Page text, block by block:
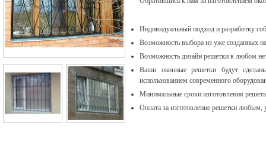
Индивидуальный подход и разработку
Возможность выбора из уже созданных
Возможность дизайн решетки в любом
Ваши оконные решетки будут
использованием современного
Минимальные сроки изготовления
Оплата за изготовление решетки